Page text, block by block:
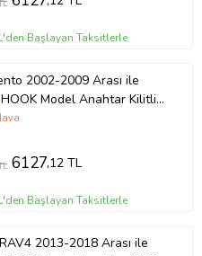
Başlayan Taksitlerle
2002-2009 Arası ile
Model Anahtar Kilitli
Barı GRİ
6127,12 TL
Başlayan Taksitlerle
2013-2018 Arası ile